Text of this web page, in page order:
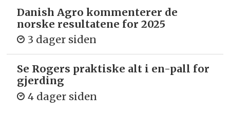
Danish Agro kommenterer de
norske resultatene for 2025
3 dager siden
Se Rogers praktiske alt i en-pall for
gjerding
4 dager siden